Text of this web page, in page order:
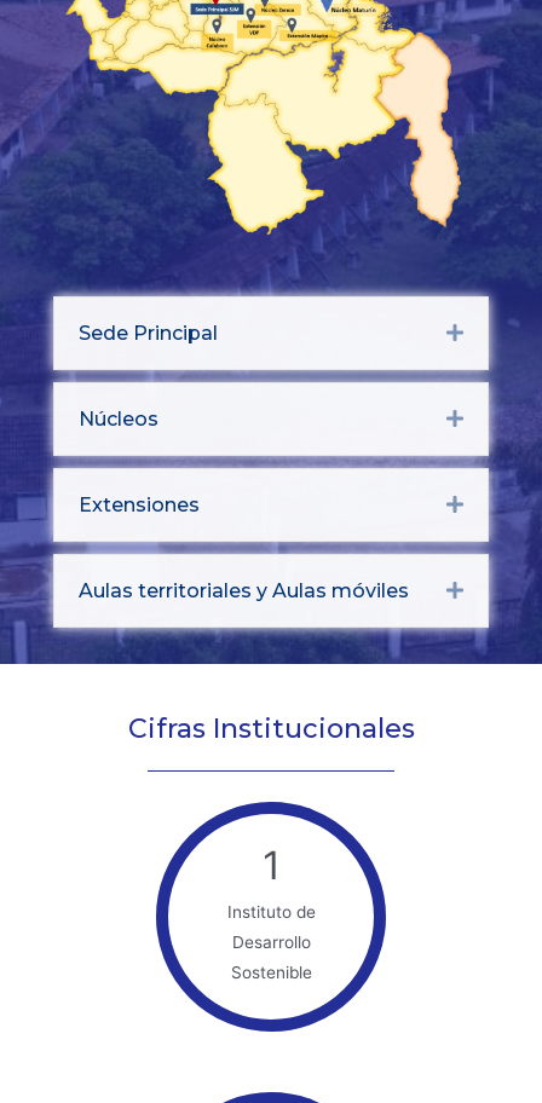
Sede Principal Expand
Núcleos Expand
Extensiones Expand
Aulas territoriales y Aulas móviles Expand
Cifras Institucionales
1
Instituto de
Desarrollo
Sostenible